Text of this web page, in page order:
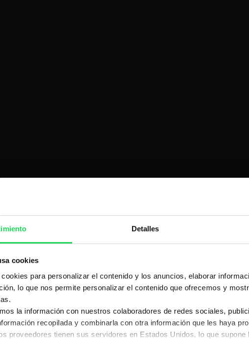
Detalles
cookies
para personalizar el contenido y los anuncios, elaborar
lo que nos permite personalizar el contenido que ofrecemos y
la información con nuestros colaboradores de redes sociales,
recopilada y combinarla con otra información que les haya
proveedores tienen sus servidores en Estados Unidos, lo que